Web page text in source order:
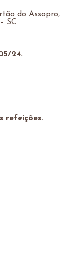
do Assopro,
SC
24.
refeições.